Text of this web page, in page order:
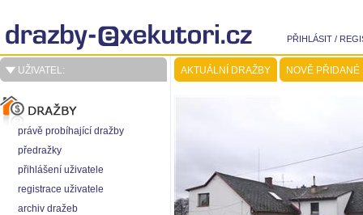
PŘIHLÁSIT /
UŽIVATEL:
právě probíhající dražby
předražky
přihlášení uživatele
registrace uživatele
archiv dražeb
AKTUÁLNÍ DRAŽBY NOVĚ PŘIDANÉ